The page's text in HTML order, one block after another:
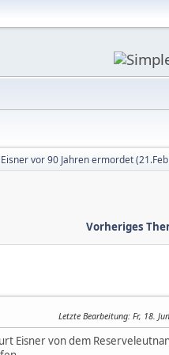
vor 90 Jahren ermordet
Vorheriges
Letzte Bearbeitung: Fr, 18.
Eisner von dem